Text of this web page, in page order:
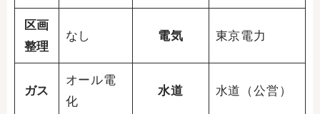
区画
整理
なし 電気 東京電力
ガス
オール電
化
水道 水道（公営）